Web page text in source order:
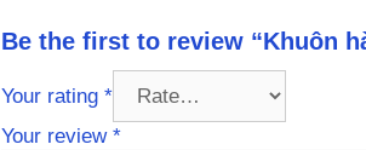
Be the first to review “Khuôn
Your rating *
Your review *